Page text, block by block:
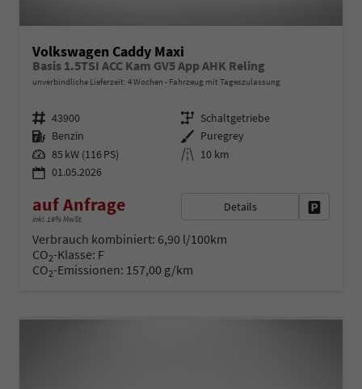
Volkswagen Caddy Maxi
Basis 1.5TSI ACC Kam GV5 App AHK Reling
unverbindliche Lieferzeit: 4 Wochen Fahrzeug mit Tageszulassung
Fahrzeugnr. 43900 Getriebe Schaltgetriebe
Kraftstoff Benzin Außenfarbe Puregrey
Leistung 85 kW (116 PS) Kilometerstand 10 km
01.05.2026
auf Anfrage
inkl. 19% MwSt.
Details
Verbrauch kombiniert: 6,90 l/100km
CO2-Klasse: F
CO2-Emissionen: 157,00 g/km